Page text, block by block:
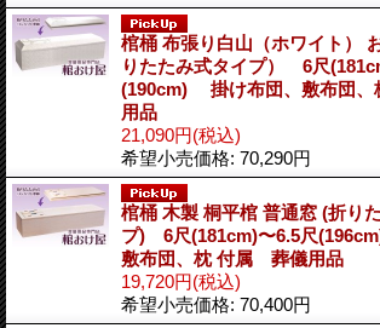
棺桶 布張り白山（ホワイト）
りたたみ式タイプ） 6尺
(190cm) 掛け布団、敷布団
用品
21,090円(税込)
希望小売価格: 70,290円
棺桶 木製 桐平棺 普通窓 (折り
プ) 6尺(181cm)〜6.5尺
敷布団、枕 付属 葬儀用品
19,720円(税込)
希望小売価格: 70,400円